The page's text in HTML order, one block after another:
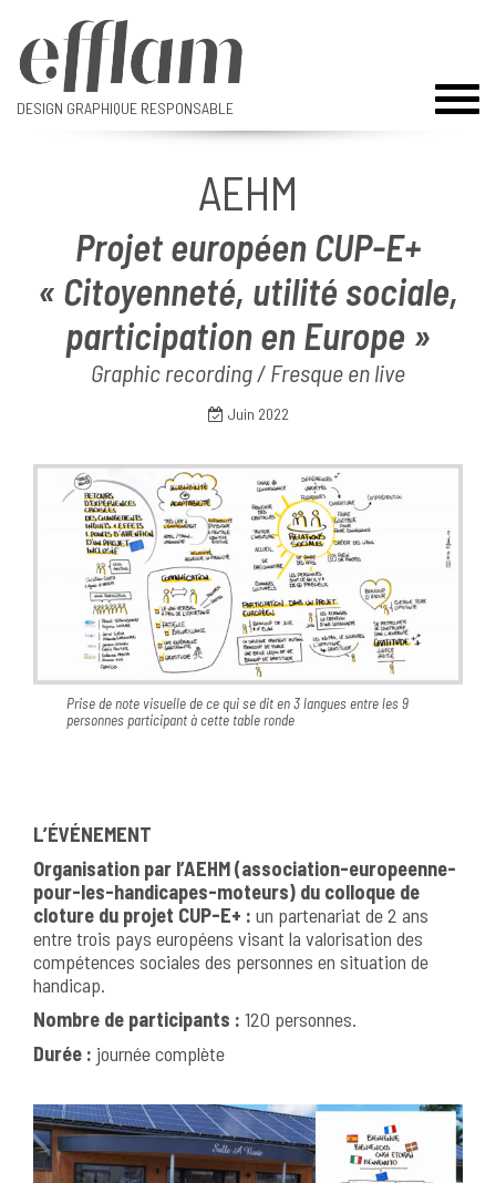
DESIGN GRAPHIQUE RESPONSABLE
Toggle
AEHM
Projet européen CUP-E+
« Citoyenneté, utilité sociale,
participation en Europe »
Graphic recording / Fresque en live
Juin 2022
Prise de note visuelle de ce qui se dit en 3 langues entre les 9
personnes participant à cette table ronde
L’ÉVÉNEMENT
Organisation par l’AEHM (association-europeenne-
pour-les-handicapes-moteurs) du colloque de
cloture du projet CUP-E+ : un partenariat de 2 ans
entre trois pays européens visant la valorisation des
compétences sociales des personnes en situation de
handicap.
Nombre de participants : 120 personnes.
Durée : journée complète